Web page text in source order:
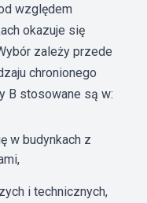
względem
okazuje się
zależy przede
chronionego
B stosowane są w:
w budynkach z
i technicznych,